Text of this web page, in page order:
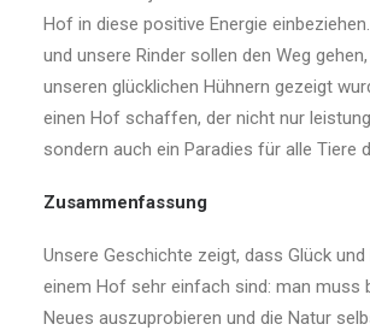
Hof in diese positive Energie
und unsere Rinder sollen den Weg
unseren glücklichen Hühnern gezeigt
einen Hof schaffen, der nicht nur
sondern auch ein Paradies für alle Tiere
Zusammenfassung
Unsere Geschichte zeigt, dass Glück
einem Hof sehr einfach sind: man muss
Neues auszuprobieren und die Natur